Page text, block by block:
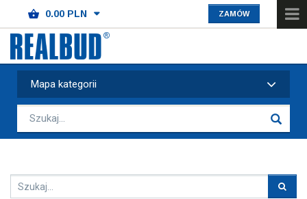
ZAMÓW
Mapa kategorii